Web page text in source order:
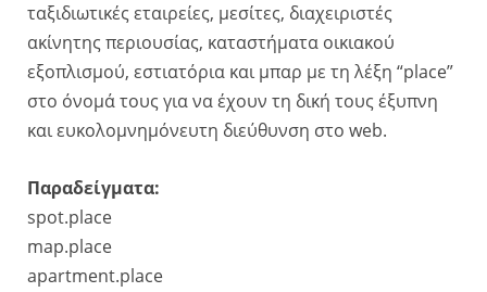
ταξιδιωτικές εταιρείες, μεσίτες, διαχειριστές
ακίνητης περιουσίας, καταστήματα οικιακού
εξοπλισμού, εστιατόρια και μπαρ με τη λέξη “place”
στο όνομά τους για να έχουν τη δική τους έξυπνη
και ευκολομνημόνευτη διεύθυνση στο web.
Παραδείγματα:
spot.place
map.place
apartment.place